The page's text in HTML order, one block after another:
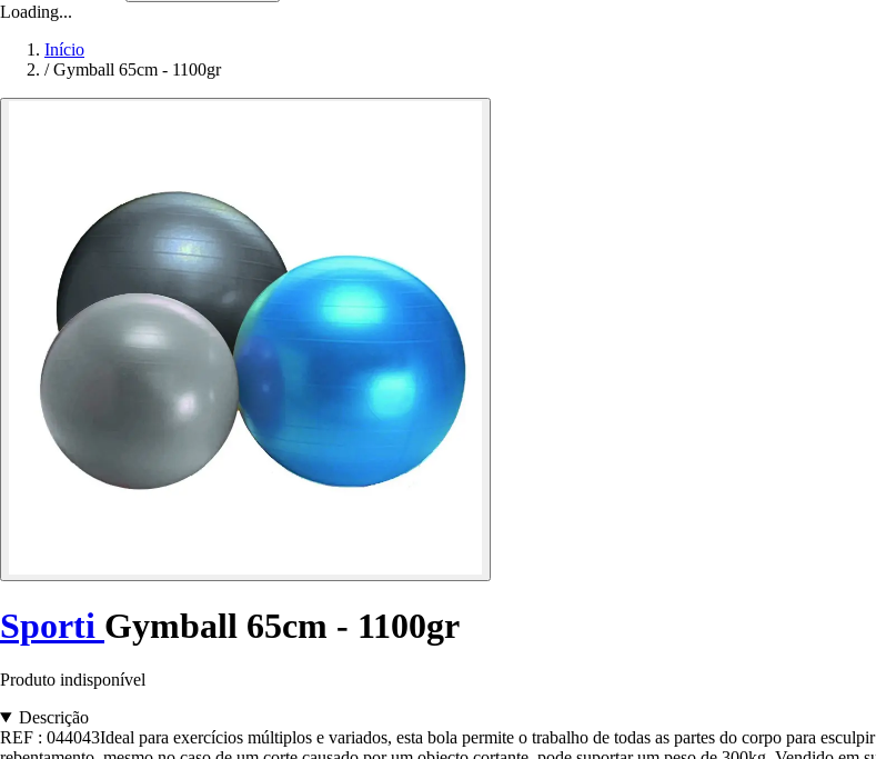
Loading...
Início
/ Gymball 65cm - 1100gr
Sporti Gymball 65cm - 1100gr
Produto indisponível
Descrição
REF : 044043Ideal para exercícios múltiplos e variados, esta bola permite o trabalho de todas as partes do corpo para